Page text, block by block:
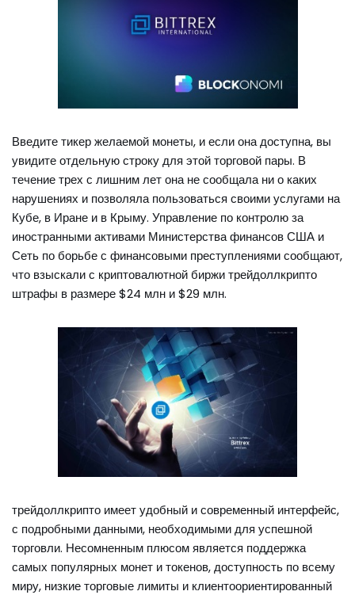
Введите тикер желаемой монеты, и если она доступна, вы
увидите отдельную строку для этой торговой пары. В
течение трех с лишним лет она не сообщала ни о каких
нарушениях и позволяла пользоваться своими услугами на
Кубе, в Иране и в Крыму. Управление по контролю за
иностранными активами Министерства финансов США и
Сеть по борьбе с финансовыми преступлениями сообщают,
что взыскали с криптовалютной биржи трейдоллкрипто
штрафы в размере $24 млн и $29 млн.
трейдоллкрипто имеет удобный и современный интерфейс,
с подробными данными, необходимыми для успешной
торговли. Несомненным плюсом является поддержка
самых популярных монет и токенов, доступность по всему
миру, низкие торговые лимиты и клиентоориентированный